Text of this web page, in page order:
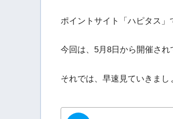
ポイントサイト「ハピタス」
今回は、5月8日から開催され
それでは、早速見ていきまし